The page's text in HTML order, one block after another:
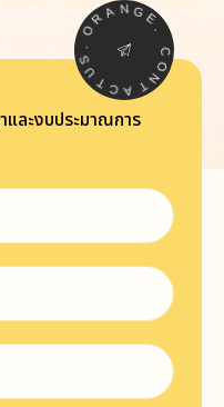
และงบประมาณการ
C
O
N
T
A
C
T
U
S
.
O
RA NG
E